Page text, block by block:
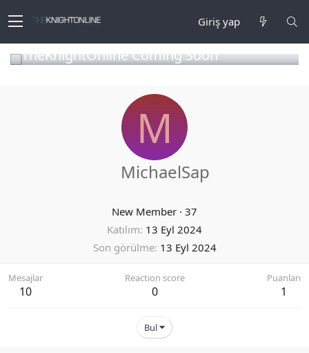
Giriş yap
TheKnightOnline Coming Soon
M
MichaelSap
New Member · 37
Katılım 13 Eyl 2024
Son görülme 13 Eyl 2024
Mesajlar
10
Reaction score
0
Puanları
1
Bul